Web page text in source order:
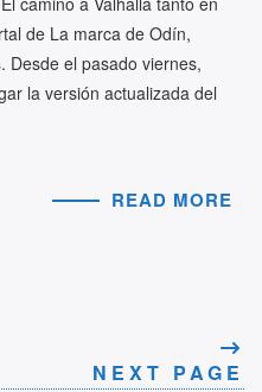
de La marca de Odín,
Desde el pasado viernes,
la versión actualizada del
READ MORE
NEXT PAGE